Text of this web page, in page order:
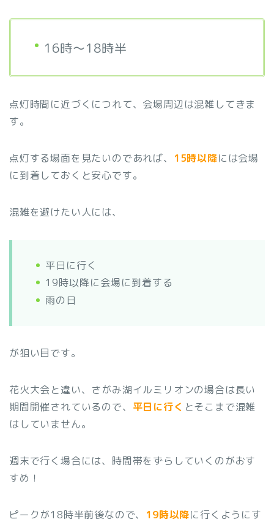
16時～18時半
点灯時間に近づくにつれて、会場周辺は混雑してきま
す。
点灯する場面を見たいのであれば、 15時以降には会場
に到着しておくと安心です。
混雑を避けたい人には、
平日に行く
19時以降に会場に到着する
雨の日
が狙い目です。
花火大会と違い、さがみ湖イルミリオンの場合は長い
期間開催されているので、 平日に行く とそこまで混雑
はしていません。
週末で行く場合には、時間帯をずらしていくのがおす
すめ！
ピークが18時半前後なので、 19時以降に行くようにす